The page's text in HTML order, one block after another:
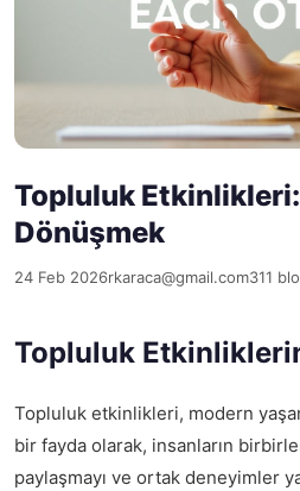
Topluluk
Dönüşmek
24 Feb 2026rkaraca@gmail.com311
Topluluk
Topluluk etkinlikleri, modern
bir fayda olarak, insanların
paylaşmayı ve ortak deneyimler